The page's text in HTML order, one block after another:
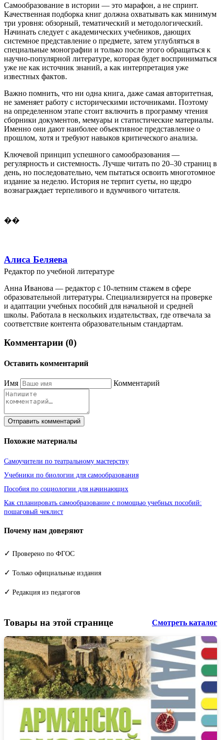
Самообразование в истории — это марафон, а не спринт.
Качественная подборка книг должна охватывать как минимум
три уровня: обзорный, тематический и методологический.
Начинать следует с академических учебников, дающих
системное представление о предмете, затем углубляться в
специальные монографии и только после этого обращаться к
научно-популярной литературе, которая будет восприниматься
уже не как источник знаний, а как интерпретация уже
известных фактов.
Важно помнить, что ни одна книга, даже самая авторитетная,
не заменяет работу с историческими источниками. Поэтому
на определенном этапе стоит включить в программу чтения
сборники документов, мемуары и статистические материалы.
Именно они дают наиболее объективное представление о
прошлом, хотя и требуют навыков критического анализа.
Ключевой принцип успешного самообразования —
регулярность и системность. Лучше читать по 20–30 страниц в
день, но последовательно, чем пытаться освоить многотомное
издание за неделю. История не терпит суеты, но щедро
вознаграждает терпеливого и вдумчивого читателя.
��
Алиса Беляева
Редактор по учебной литературе
Анна Иванова — редактор с 10-летним стажем в сфере
образовательной литературы. Специализируется на проверке
и адаптации учебных пособий для начальной и средней
школы. Работала в нескольких издательствах, где отвечала за
соответствие контента образовательным стандартам.
Комментарии (0)
Оставить комментарий
Имя Комментарий
Отправить комментарий
Похожие материалы
Самоучители по театральному мастерству
Учебники по биологии для самообразования
Пособия по социологии для начинающих
Как спланировать самообразование с помощью учебных пособий:
пошаговый чеклист
Почему нам доверяют
✓ Проверено по ФГОС
✓ Только официальные издания
✓ Редакция из педагогов
Товары на этой странице Смотреть каталог